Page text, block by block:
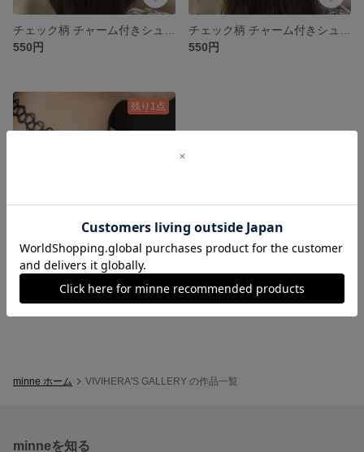
550円
550円
残り1点
目玉のチョーカー
minne ホーム VIVIHERA'S GALLERY の作品一覧
minneを知る